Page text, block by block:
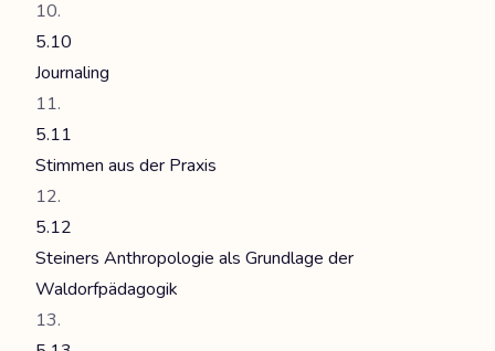
5.10
Journaling
5.11
Stimmen aus der Praxis
5.12
Steiners Anthropologie als Grundlage der
Waldorfpädagogik